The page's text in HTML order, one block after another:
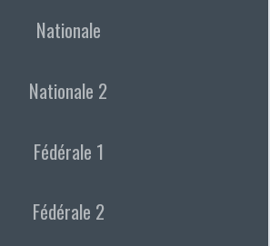
Nationale
Nationale 2
Fédérale 1
Fédérale 2